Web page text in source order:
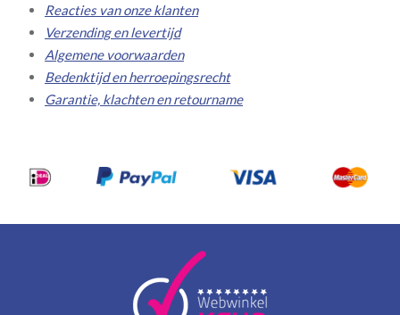
Reacties van onze klanten
Verzending en levertijd
Algemene voorwaarden
Bedenktijd en herroepingsrecht
Garantie, klachten en retourname